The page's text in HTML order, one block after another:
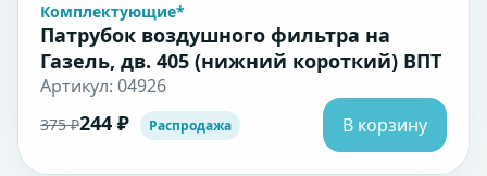
Комплектующие*
Патрубок воздушного фильтра на
Газель, дв. 405 (нижний короткий) ВПТ
Артикул: 04926
375 ₽244 ₽ Распродажа В корзину